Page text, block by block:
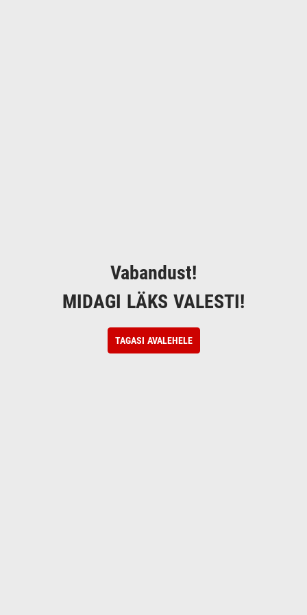
Vabandust!
MIDAGI LÄKS VALESTI!
TAGASI AVALEHELE